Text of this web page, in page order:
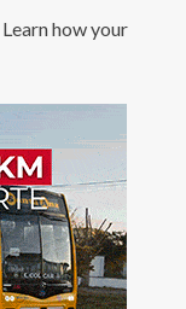
Learn how your